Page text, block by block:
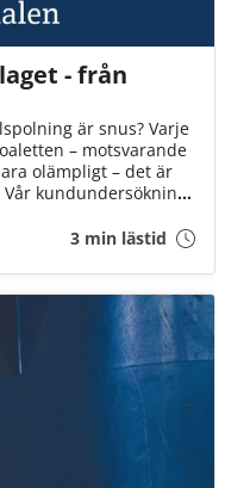
- från
är snus? Varje
– motsvarande
olämpligt – det är
kundundersökning
prilla gör skillnad.
3 min lästid